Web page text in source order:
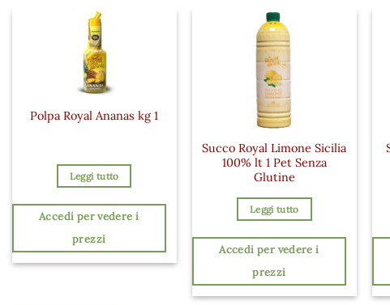
Polpa Royal Ananas kg 1
Leggi tutto
Accedi per vedere i
prezzi
Succo Royal Limone Sicilia
100% lt 1 Pet Senza
Glutine
Leggi tutto
Accedi per vedere i
prezzi